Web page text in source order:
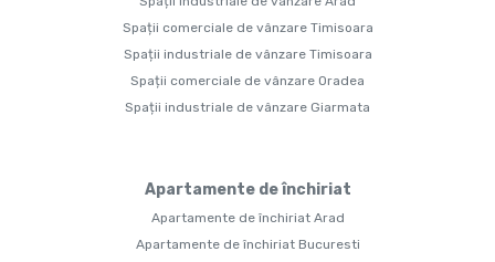
Spații comerciale de vânzare Timisoara
Spații industriale de vânzare Timisoara
Spații comerciale de vânzare Oradea
Spații industriale de vânzare Giarmata
Apartamente de închiriat
Apartamente de închiriat Arad
Apartamente de închiriat Bucuresti